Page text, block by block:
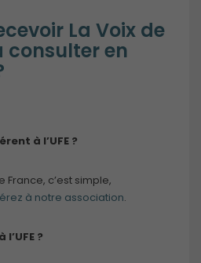
La Voix de
consulter en
à l’UFE ?
France, c’est simple,
à notre association.
?